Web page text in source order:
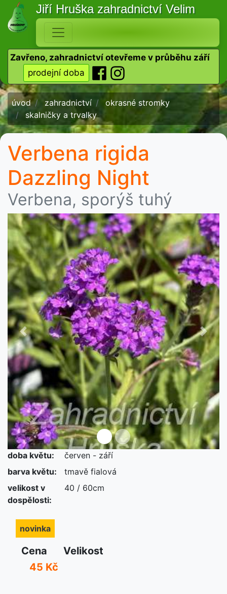
Jiří Hruška zahradnictví Velim
Zavřeno, zahradnictví otevřeme v průběhu září
prodejní doba
úvod zahradnictví
okrasné stromky
skalničky a trvalky
Verbena rigida
Dazzling Night
Verbena, sporýš tuhý
novinka
Předchozí Další
doba květu:
červen - září
barva květu:
tmavě fialová
velikost v
dospělosti:
40 / 60cm
novinka
Cena
Velikost
45 Kč